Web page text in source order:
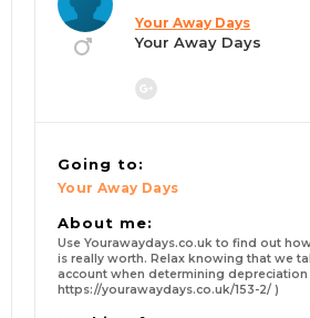
Your Away Days
Your Away Days
Going to:
Your Away Days
About me:
Use Yourawaydays.co.uk to find out
is really worth. Relax knowing that we
account when determining depreciation
https://yourawaydays.co.uk/153-2/ )